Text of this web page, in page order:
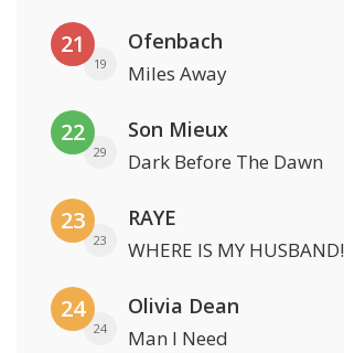
21
19
Ofenbach
Miles Away
22
29
Son Mieux
Dark Before The Dawn
23
23
RAYE
WHERE IS MY HUSBAND!
24
24
Olivia Dean
Man I Need